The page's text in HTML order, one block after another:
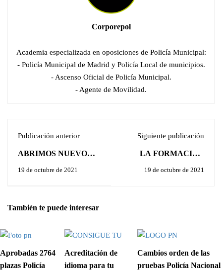
Corporepol
Academia especializada en oposiciones de Policía Municipal:
- Policía Municipal de Madrid y Policía Local de municipios.
- Ascenso Oficial de Policía Municipal.
- Agente de Movilidad.
Publicación anterior
ABRIMOS NUEVO
GRUPO POLICÍA
(2022):
19 de octubre de 2021
Siguiente publicación
LA FORMACIÓN
MÁS COMPLETA DE
19 de octubre de 2021
También te puede interesar
Aprobadas 2764
plazas Policía
Acreditación de
idioma para tu
Cambios orden de las
pruebas Policía Nacional